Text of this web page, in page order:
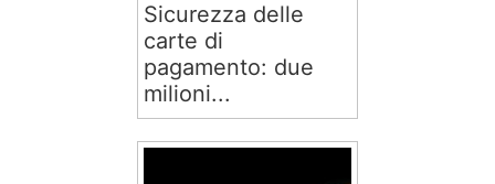
Sicurezza delle
carte di
pagamento: due
milioni...